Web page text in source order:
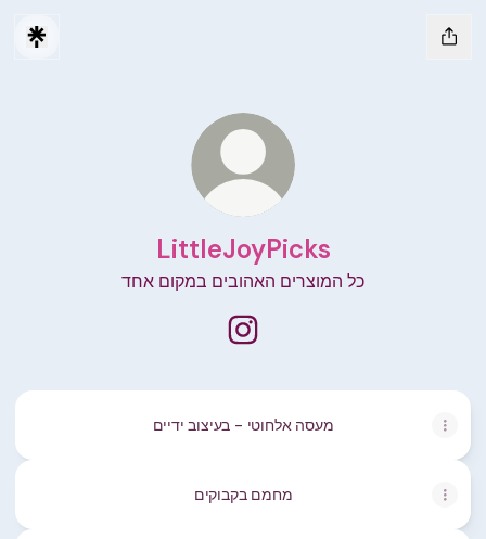
LittleJoyPicks
כל המוצרים האהובים במקום אחד
מעסה אלחוטי - בעיצוב ידיים
מחמם בקבוקים